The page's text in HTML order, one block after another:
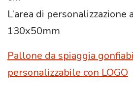
L’area di personalizzazione
130x50mm
Pallone da spiaggia
personalizzabile con LOGO